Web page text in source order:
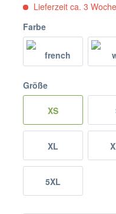
Lieferzeit ca. 3
Farbe
Größe
XS
XL
5XL